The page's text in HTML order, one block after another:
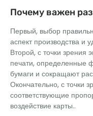
Почему важен
Первый, выбор
аспект производства и
Второй, с точки зрения
печати, определенные
бумаги и сокращают
Окончательно, с точки
соответствующие
воздействие карты..